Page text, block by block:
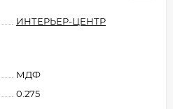
ИНТЕРЬЕР-ЦЕНТР
МДФ
0.275